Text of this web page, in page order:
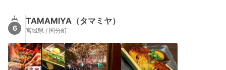
6
TAMAMIYA（タマミヤ）
宮城県 / 国分町